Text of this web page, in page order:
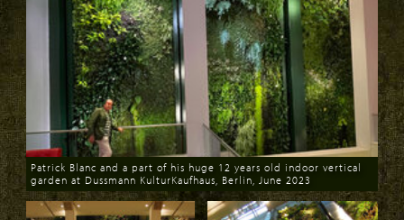
Download
Patrick Blanc and a part of his huge 12 years old indoor vertical
garden at Dussmann KulturKaufhaus, Berlin, June 2023